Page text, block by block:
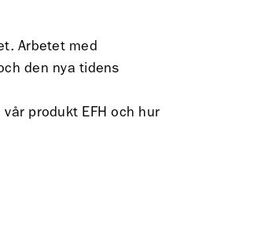
Arbetet med
den nya tidens
produkt EFH och hur